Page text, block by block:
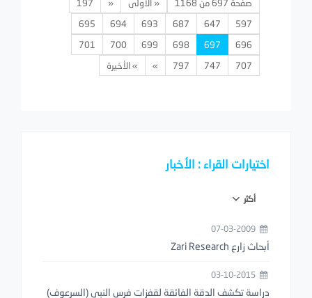
صفحة 697 من 1168 « الأولى «
197
597
647
687
693
694
695
696
697
698
699
700
701
707
747
797
» » الأخيرة
اختيارات القراء : الأخبار
أكثر
أبحاث زارع Zari Research
دراسة تكشف الدقة الفائقة لقفزات فرس النبي (السرعوف)